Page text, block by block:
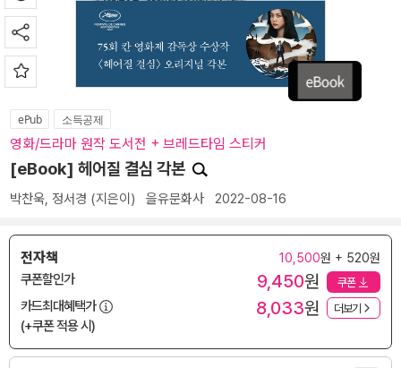
ePub 소득공제
영화/드라마 원작 도서전 + 브레드타임 스티커
[eBook] 헤어질 결심 각본
박찬욱, 정서경 (지은이) 을유문화사 2022-08-16
전자책 10,500원 + 520원
쿠폰할인가 9,450원 쿠폰
카드최대혜택가
(+쿠폰 적용 시)
8,033원 더보기